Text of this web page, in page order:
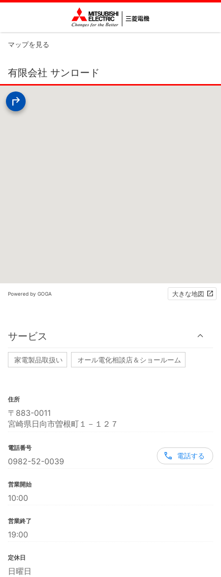
マップを見る
有限会社 サンロード
Powered by GOGA 大きな地図
サービス
家電製品取扱い オール電化相談店＆ショールーム
住所
〒883-0011
宮崎県日向市曽根町１－１２７
電話番号
0982-52-0039
電話する
営業開始
10:00
営業終了
19:00
定休日
日曜日